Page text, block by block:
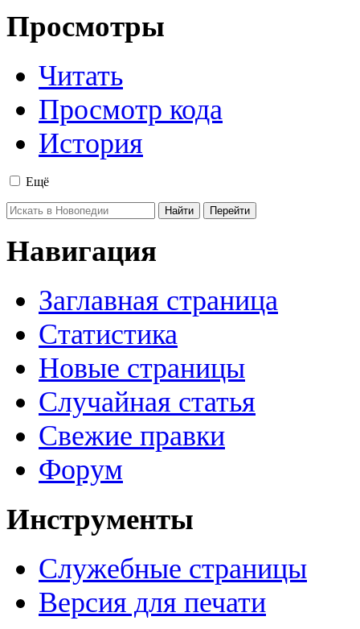
Просмотры
Читать
Просмотр кода
История
Ещё
Навигация
Заглавная страница
Статистика
Новые страницы
Случайная статья
Свежие правки
Форум
Инструменты
Служебные страницы
Версия для печати